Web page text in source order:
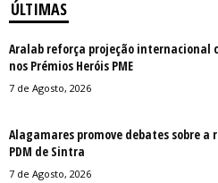
ÚLTIMAS
Aralab reforça projeção internacional
nos Prémios Heróis PME
7 de Agosto, 2026
Alagamares promove debates sobre a
PDM de Sintra
7 de Agosto, 2026